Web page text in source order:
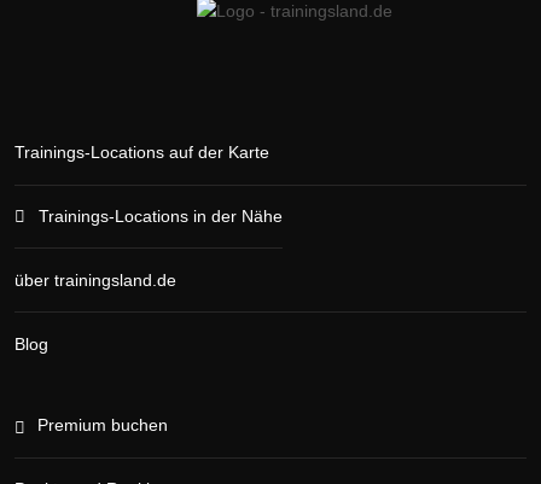
Trainings-Locations auf der Karte
Trainings-Locations in der Nähe
über trainingsland.de
Blog
Premium buchen